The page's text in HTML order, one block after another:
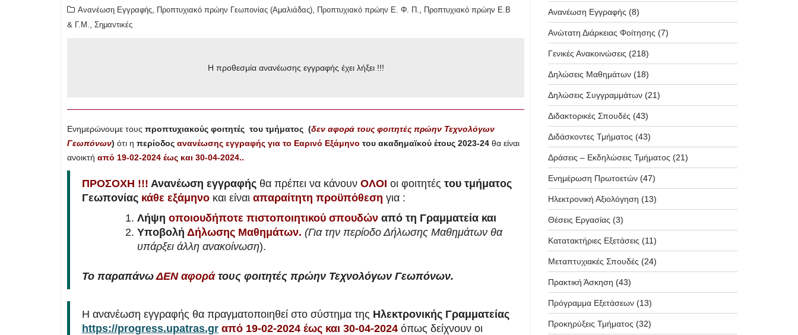
Ανανέωση Εγγραφής Προπτυχιακό πρώην Γεωπονίας (Αμαλιάδας) Προπτυχιακό πρώην Ε. Φ. Π.
Προπτυχιακό πρώην Ε.Β
& Γ.Μ.
Σημαντικές
Η προθεσμία ανανέωσης εγγραφής έχει λήξει !!!
Ενημερώνουμε τους προπτυχιακούς φοιτητές του τμήματος (δεν αφορά τους φοιτητές πρώην Τεχνολόγων
Γεωπόνων) ότι η περίοδος ανανέωσης εγγραφής για το Εαρινό Εξάμηνο του ακαδημαϊκού έτους 2023-24 θα είναι
ανοικτή από 19-02-2024 έως και 30-04-2024..
ΠΡΟΣΟΧΗ !!! Ανανέωση εγγραφής θα πρέπει να κάνουν ΟΛΟΙ οι φοιτητές του τμήματος
Γεωπονίας κάθε εξάμηνο και είναι απαραίτητη προϋπόθεση για :
Λήψη οποιουδήποτε πιστοποιητικού σπουδώναπό τη Γραμματεία και
Υποβολή Δήλωσης Μαθημάτων. (Για την περίοδο Δήλωσης Μαθημάτων θα
υπάρξει άλλη ανακοίνωση).
Το παραπάνωΔΕΝ αφοράτους φοιτητές πρώην Τεχνολόγων Γεωπόνων.
Η ανανέωση εγγραφής θα πραγματοποιηθεί στο σύστημα της Ηλεκτρονικής Γραμματείας
https://progress.upatras.gr από 19-02-2024 έως και 30-04-2024 όπως δείχνουν οι
Ανανέωση Εγγραφής (8)
Ανώτατη Διάρκειας Φοίτησης (7)
Γενικές Ανακοινώσεις (218)
Δηλώσεις Μαθημάτων(18)
Δηλώσεις Συγγραμμάτων(21)
Διδακτορικές Σπουδές (43)
Διδάσκοντες Τμήματος (43)
Δράσεις – Εκδηλώσεις Τμήματος (21)
Ενημέρωση Πρωτοετών(47)
Ηλεκτρονική Αξιολόγηση (13)
Θέσεις Εργασίας (3)
Κατατακτήριες Εξετάσεις (11)
Μεταπτυχιακές Σπουδές (24)
Πρακτική Άσκηση (43)
Πρόγραμμα Εξετάσεων(13)
Προκηρύξεις Τμήματος (32)